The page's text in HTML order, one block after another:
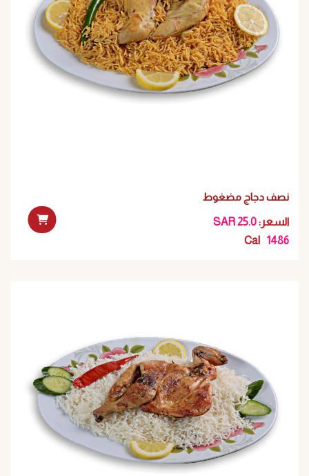
نصف دجاج مضغوط
SAR 25.0 :السعر
Cal
1486